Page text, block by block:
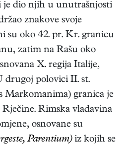
je dio njih u unutrašnjosti
znakove svoje
su oko 42. pr. Kr. granicu
zatim na Rašu oko
X. regija Italije,
drugoj polovici II. st.
Markomanima) granica je
Rimska vladavina
osnovane su
Parentium)iz kojih se